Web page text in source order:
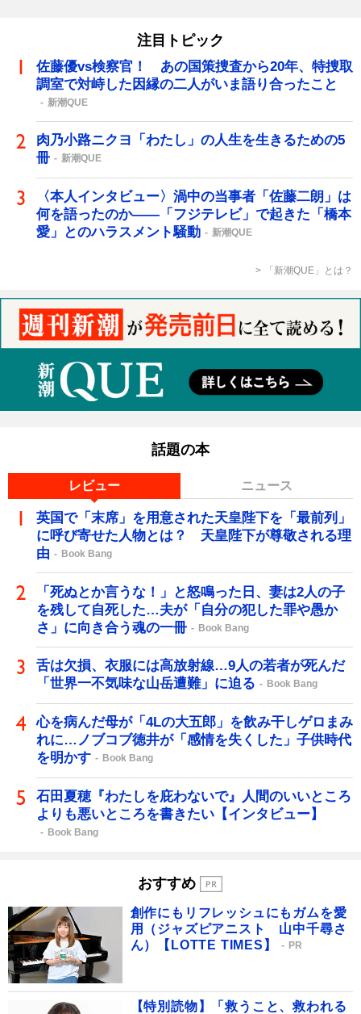
注目トピック
佐藤優vs検察官！ あの国策捜査から20年、特捜取
調室で対峙した因縁の二人がいま語り合ったこと
新潮QUE
肉乃小路ニクヨ「わたし」の人生を生きるための5
冊
新潮QUE
〈本人インタビュー〉渦中の当事者「佐藤二朗」は
何を語ったのか――「フジテレビ」で起きた「橋本
愛」とのハラスメント騒動
新潮QUE
「新潮QUE」とは？
話題の本
レビュー ニュース
英国で「末席」を用意された天皇陛下を「最前列」
に呼び寄せた人物とは？ 天皇陛下が尊敬される理
由
Book Bang
「死ぬとか言うな！」と怒鳴った日、妻は2人の子
を残して自死した…夫が「自分の犯した罪や愚か
さ」に向き合う魂の一冊
Book Bang
舌は欠損、衣服には高放射線…9人の若者が死んだ
「世界一不気味な山岳遭難」に迫る
Book Bang
心を病んだ母が「4Lの大五郎」を飲み干しゲロまみ
れに…ノブコブ徳井が「感情を失くした」子供時代
を明かす
Book Bang
石田夏穂『わたしを庇わないで』人間のいいところ
よりも悪いところを書きたい【インタビュー】
Book Bang
おすすめ
創作にもリフレッシュにもガムを愛
用（ジャズピアニスト 山中千尋さ
ん）【LOTTE TIMES】
PR
【特別読物】「救うこと、救われる